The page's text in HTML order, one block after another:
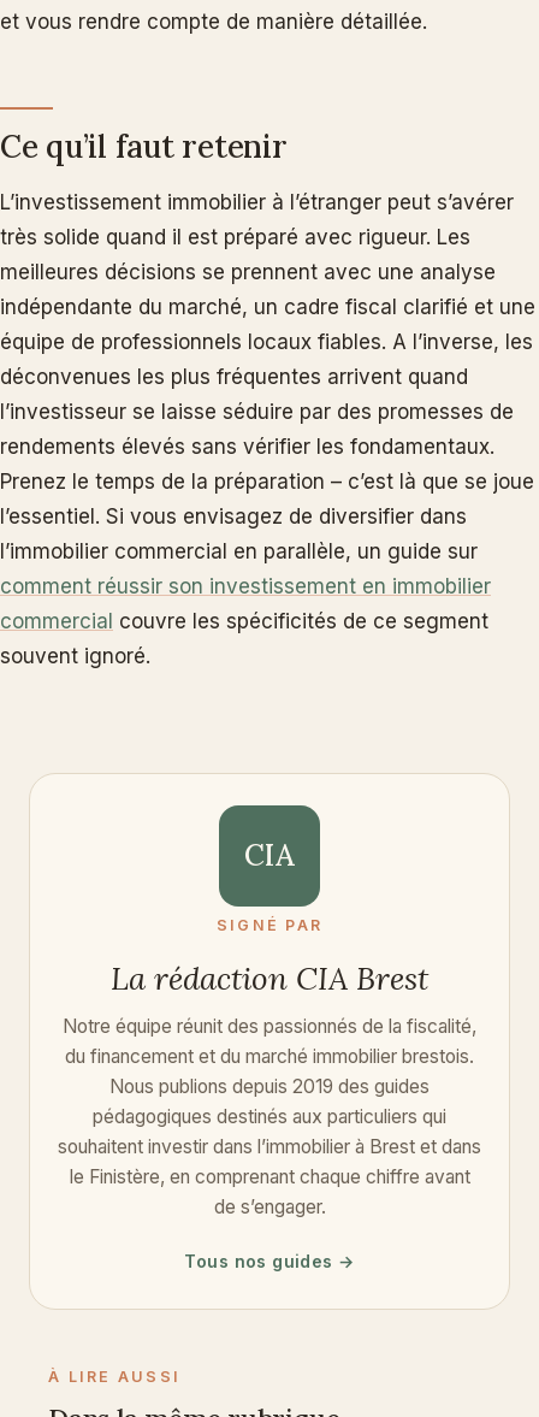
et vous rendre compte de manière détaillée.
Ce qu’il faut retenir
L’investissement immobilier à l’étranger peut s’avérer
très solide quand il est préparé avec rigueur. Les
meilleures décisions se prennent avec une analyse
indépendante du marché, un cadre fiscal clarifié et une
équipe de professionnels locaux fiables. A l’inverse, les
déconvenues les plus fréquentes arrivent quand
l’investisseur se laisse séduire par des promesses de
rendements élevés sans vérifier les fondamentaux.
Prenez le temps de la préparation – c’est là que se joue
l’essentiel. Si vous envisagez de diversifier dans
l’immobilier commercial en parallèle, un guide sur
comment réussir son investissement en immobilier
commercial couvre les spécificités de ce segment
souvent ignoré.
CIA
SIGNÉ PAR
La rédaction CIA Brest
Notre équipe réunit des passionnés de la fiscalité,
du financement et du marché immobilier brestois.
Nous publions depuis 2019 des guides
pédagogiques destinés aux particuliers qui
souhaitent investir dans l’immobilier à Brest et dans
le Finistère, en comprenant chaque chiffre avant
de s’engager.
Tous nos guides →
À LIRE AUSSI